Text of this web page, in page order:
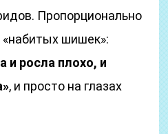
Пропорционально
«набитых шишек»:
и росла плохо, и
, и просто на глазах